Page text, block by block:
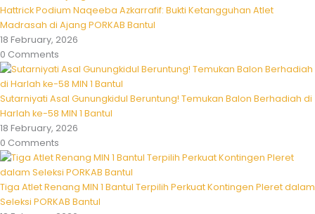
Hattrick Podium Naqeeba Azkarrafif: Bukti Ketangguhan Atlet
Madrasah di Ajang PORKAB Bantul
18 February, 2026
0 Comments
Sutarniyati Asal Gunungkidul Beruntung! Temukan Balon Berhadiah di
Harlah ke-58 MIN 1 Bantul
18 February, 2026
0 Comments
Tiga Atlet Renang MIN 1 Bantul Terpilih Perkuat Kontingen Pleret dalam
Seleksi PORKAB Bantul